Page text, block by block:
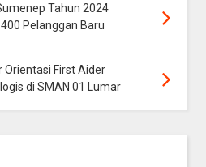
Tahun 2024
Pelanggan Baru
Orientasi First Aider
di SMAN 01 Lumar